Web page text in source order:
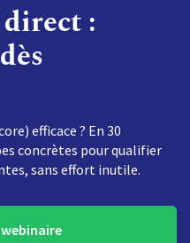
:
efficace ? En 30
concrètes pour qualifier
sans effort inutile.